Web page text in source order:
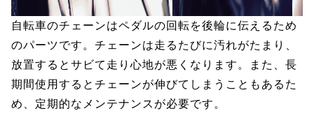
自転車のチェーンはペダルの回転を後輪に伝えるため
のパーツです。チェーンは走るたびに汚れがたまり、
放置するとサビて走り心地が悪くなります。また、長
期間使用するとチェーンが伸びてしまうこともあるた
め、定期的なメンテナンスが必要です。